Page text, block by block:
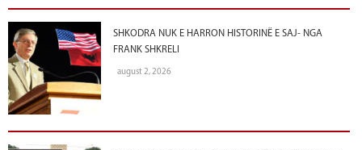
SHKODRA NUK E HARRON HISTORINË E SAJ- NGA
FRANK SHKRELI
august 2, 2026